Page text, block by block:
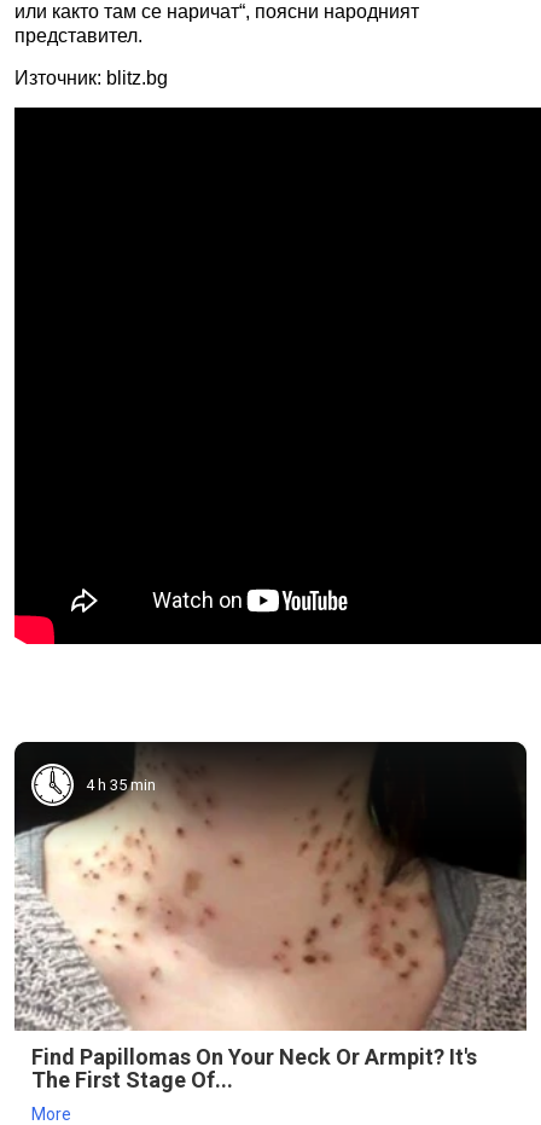
или както там се наричат“, поясни народният
представител.
Източник: blitz.bg
4 h 35 min
Find Papillomas On Your Neck Or Armpit? It's
The First Stage Of...
More